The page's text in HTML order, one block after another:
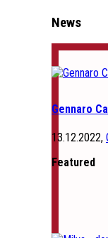
News
Gennaro
13.12.2022,
Featured